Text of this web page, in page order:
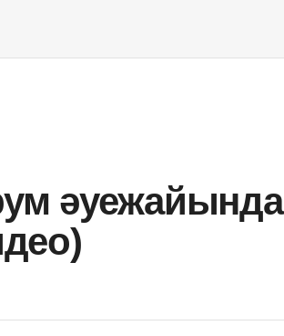
әуежайында